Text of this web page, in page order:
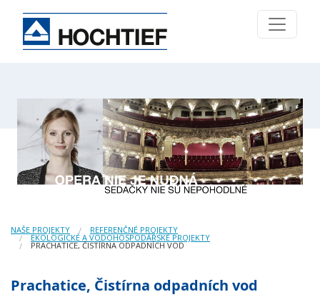
NAŠE PROJEKTY REFERENČNÉ PROJEKTY
EKOLOGICKÉ A VODOHOSPODÁŘSKÉ PROJEKTY
PRACHATICE, ČISTÍRNA ODPADNÍCH VOD
Prachatice, Čistírna odpadních vod